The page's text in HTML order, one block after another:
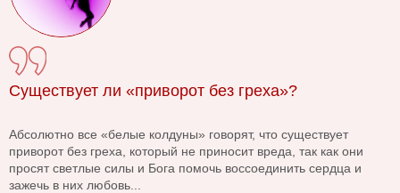
Существует ли «приворот без греха»?
Абсолютно все «белые колдуны» говорят, что существует
приворот без греха, который не приносит вреда, так как они
просят светлые силы и Бога помочь воссоединить сердца и
зажечь в них любовь...